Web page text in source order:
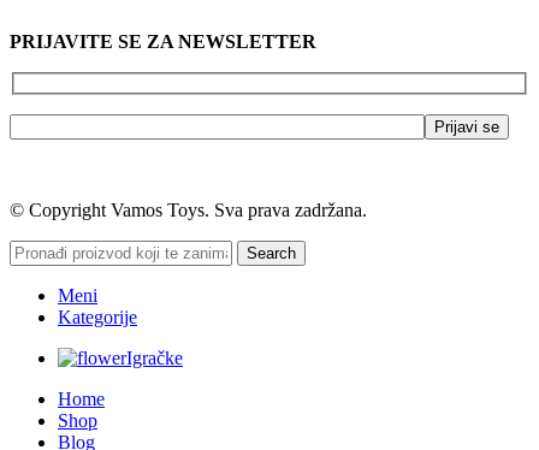
PRIJAVITE SE ZA NEWSLETTER
© Copyright Vamos Toys. Sva prava zadržana.
Search
Meni
Kategorije
Igračke
Home
Shop
Blog